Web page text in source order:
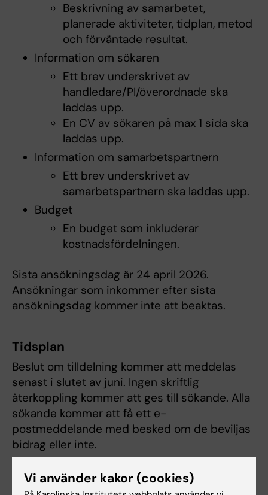
Beskrivning av samarbetet,
planerade aktiviteter, tidplan, metod
och förväntade resultat.
Information om sökaren
Ett brev underskrivet av
handledare/PI/överordnade ska
laddas upp.
En CV av sökaren på max 1 sida ska
laddas upp.
Information om samarbetspartnern
Ett brev underskrivet av
samarbetspartnern ska laddas upp.
Budget
En budget som inkluderar
kostnadsfördelningen.
Sista ansökningsdag är 24 april 2026.
Ansökningar som inkommer efter sista
ansökningsdag kommer inte att beaktas.
Tidsplan
Beslut om tilldelning kommer att meddelas
senast i slutet av juni. Ingen skriftlig
återkoppling kommer att ges till sökande. Alla
sökande kommer att få ett e-
postmeddelande med besked om de beviljas
bidrag eller inte.
De projekt som beviljas bidrag ska påbörjas
senast den 1 december 2026 och vara
Vi använder kakor (cookies)